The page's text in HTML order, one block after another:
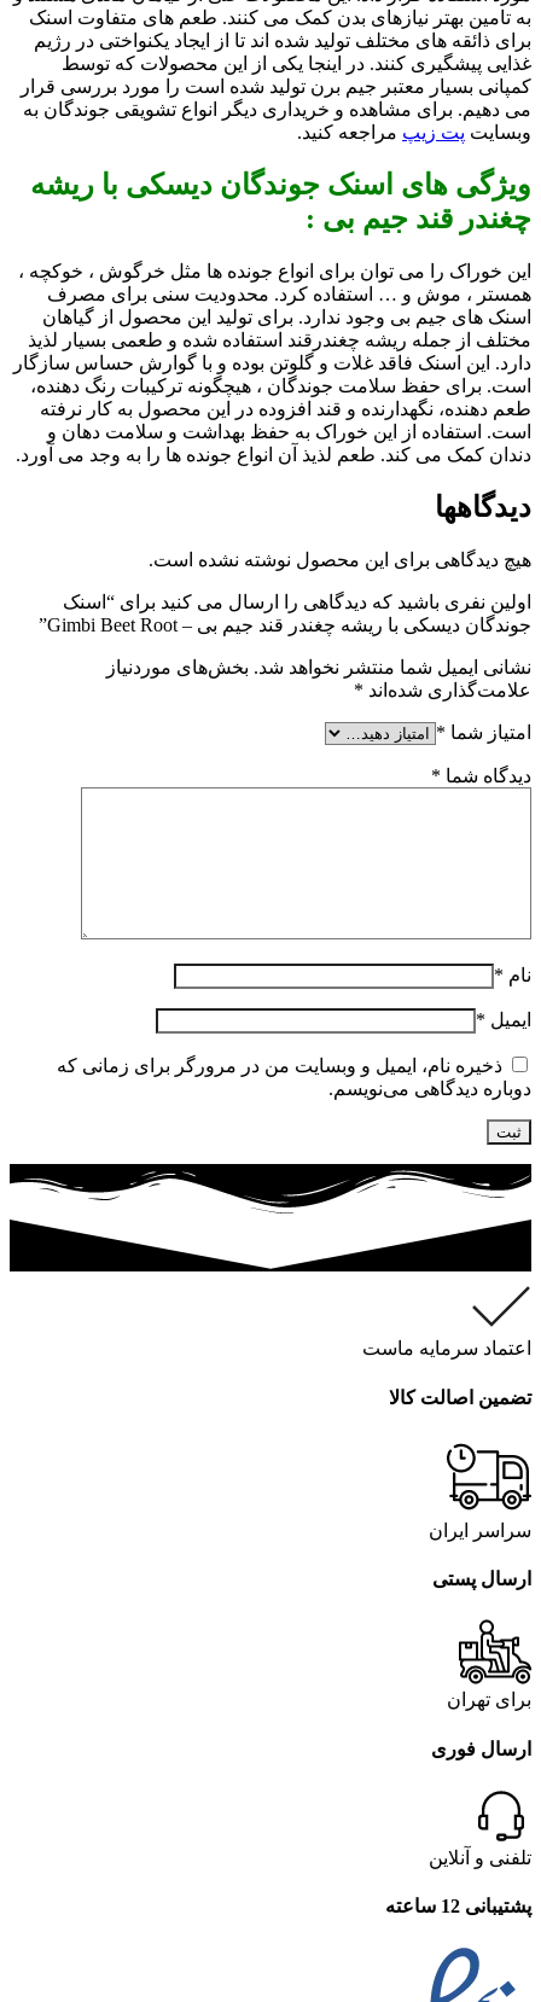
به تامین بهتر نیازهای بدن کمک می کنند. طعم های متفاوت اسنک
برای ذائقه های مختلف تولید شده اند تا از ایجاد یکنواختی در رژیم
غذایی پیشگیری کنند. در اینجا یکی از این محصولات که توسط
کمپانی بسیار معتبر جیم برن تولید شده است را مورد بررسی قرار
می دهیم. برای مشاهده و خریداری دیگر انواع تشویقی جوندگان به
وبسایت پت زیپ مراجعه کنید.
ویژگی های اسنک جوندگان دیسکی با ریشه
چغندر قند جیم بی :
این خوراک را می توان برای انواع جونده ها مثل خرگوش ، خوکچه ،
همستر ، موش و … استفاده کرد. محدودیت سنی برای مصرف
اسنک های جیم بی وجود ندارد. برای تولید این محصول از گیاهان
مختلف از جمله ریشه چغندرقند استفاده شده و طعمی بسیار لذیذ
دارد. این اسنک فاقد غلات و گلوتن بوده و با گوارش حساس سازگار
است. برای حفظ سلامت جوندگان ، هیچگونه ترکیبات رنگ دهنده،
طعم دهنده، نگهدارنده و قند افزوده در این محصول به کار نرفته
است. استفاده از این خوراک به حفظ بهداشت و سلامت دهان و
دندان کمک می کند. طعم لذیذ آن انواع جونده ها را به وجد می آورد.
دیدگاهها
هیچ دیدگاهی برای این محصول نوشته نشده است.
اولین نفری باشید که دیدگاهی را ارسال می کنید برای “اسنک
جوندگان دیسکی با ریشه چغندر قند جیم بی – Gimbi Beet Root”
نشانی ایمیل شما منتشر نخواهد شد. بخش‌های موردنیاز
علامت‌گذاری شده‌اند *
امتیاز شما *
دیدگاه شما *
نام *
ایمیل *
ذخیره نام، ایمیل و وبسایت من در مرورگر برای زمانی که
دوباره دیدگاهی می‌نویسم.
اعتماد سرمایه ماست
تضمین اصالت کالا
سراسر ایران
ارسال پستی
برای تهران
ارسال فوری
تلفنی و آنلاین
پشتیبانی 12 ساعته